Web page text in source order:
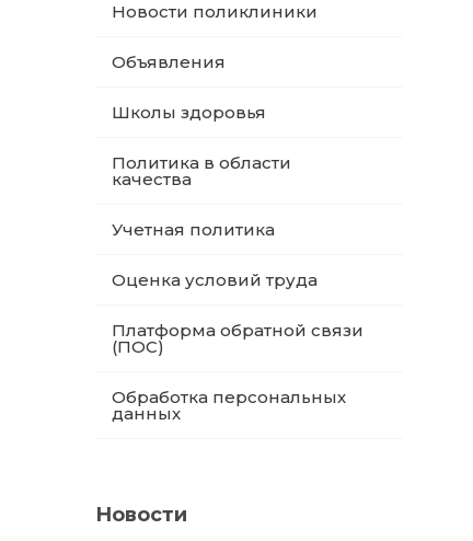
Новости поликлиники
Объявления
Школы здоровья
Политика в области
качества
Учетная политика
Оценка условий труда
Платформа обратной связи
(ПОС)
Обработка персональных
данных
Новости